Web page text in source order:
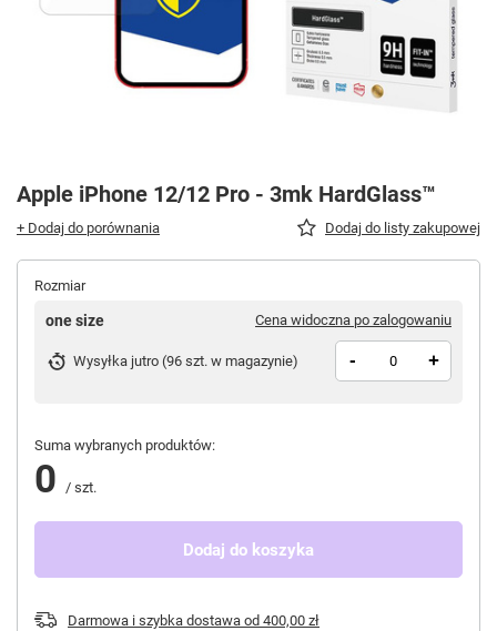
Apple iPhone 12/12 Pro - 3mk HardGlass™
+ Dodaj do porównania Dodaj do listy zakupowej
Rozmiar
one size Cena widoczna po zalogowaniu
Wysyłka jutro (96 szt. w magazynie) - +
Suma wybranych produktów:
0 / szt.
Dodaj do koszyka
Darmowa i szybka dostawa od 400,00 zł